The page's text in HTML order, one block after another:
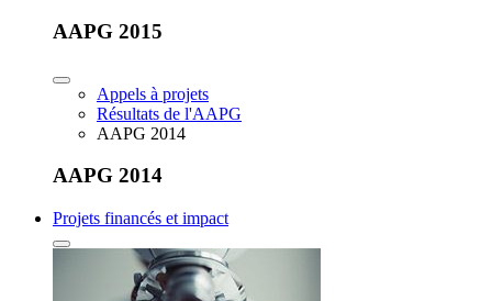
AAPG 2015
Appels à projets
Résultats de l'AAPG
AAPG 2014
AAPG 2014
Projets financés et impact